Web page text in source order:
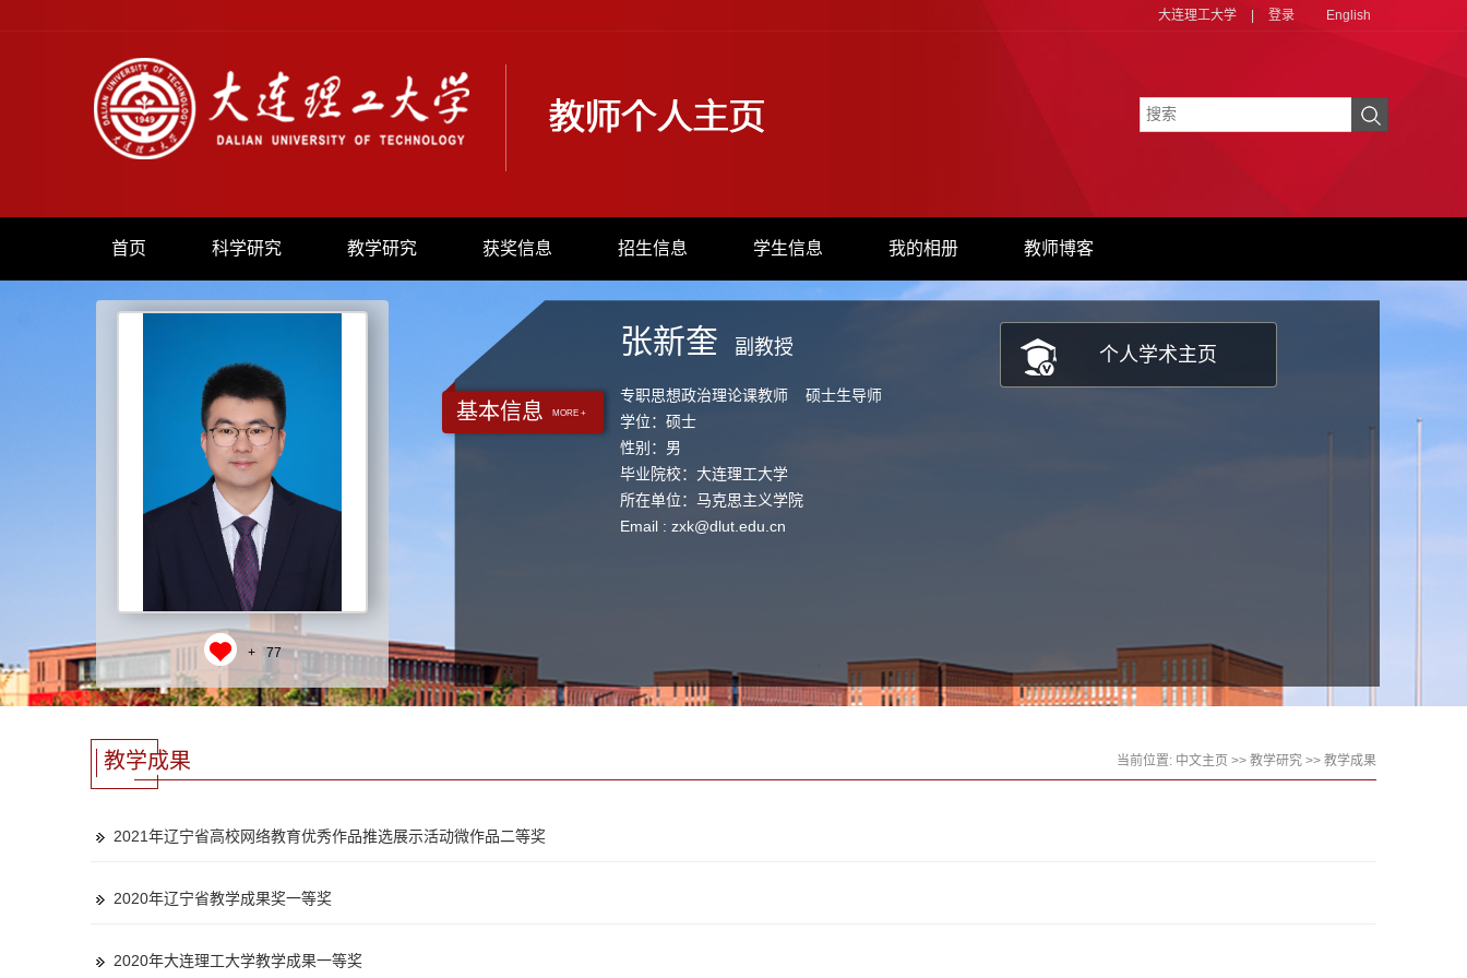
大连理工大学 登录 English
首页 科学研究 教学研究 获奖信息 招生信息 学生信息 我的相册 教师博客
+ 77
基本信息 MORE +
张新奎 副教授
专职思想政治理论课教师 硕士生导师
学位：硕士
性别：男
毕业院校：大连理工大学
所在单位：马克思主义学院
Email : zxk@dlut.edu.cn
个人学术主页
教学成果 当前位置: 中文主页 >> 教学研究 >> 教学成果
2021年辽宁省高校网络教育优秀作品推选展示活动微作品二等奖
2020年辽宁省教学成果奖一等奖
2020年大连理工大学教学成果一等奖